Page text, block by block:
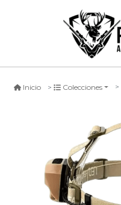
Inicio Colecciones